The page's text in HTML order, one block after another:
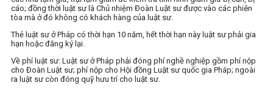
cáo; đồng thời luật sư là Chủ nhiệm Đoàn Luật sư được vào các phiên
tòa mà ở đó không có khách hàng của luật sư.
Thẻ luật sư ở Pháp có thời hạn 10 năm, hết thời hạn này luật sư phải gia
hạn hoặc đăng ký lại.
Về phí luật sư: Luật sư ở Pháp phải đóng phí nghề nghiệp gồm phí nộp
cho Đoàn Luật sư; phí nộp cho Hội đồng Luật sư quốc gia Pháp; ngoài
ra luật sư còn đóng quỹ hưu trí cho luật sư.